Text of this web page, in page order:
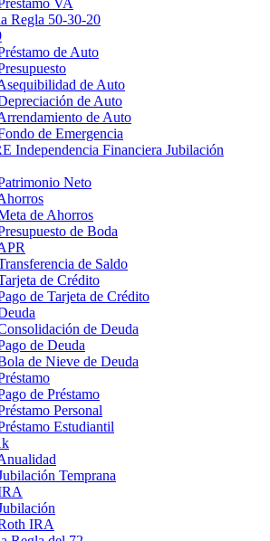
Regla 50-30-20
de Auto
de Auto
de Auto
de Auto
de Emergencia
Independencia Financiera Jubilación
Neto
de Ahorros
de Boda
de Saldo
de Crédito
de Tarjeta de Crédito
de Deuda
de Deuda
de Nieve de Deuda
de Préstamo
Personal
Estudiantil
Temprana
IRA